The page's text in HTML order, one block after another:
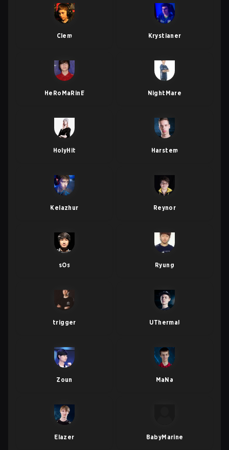
Clem Krystianer
HeRoMaRinE NightMare
HolyHit Harstem
Kelazhur Reynor
sOs Ryung
trigger UThermal
Zoun MaNa
Elazer BabyMarine